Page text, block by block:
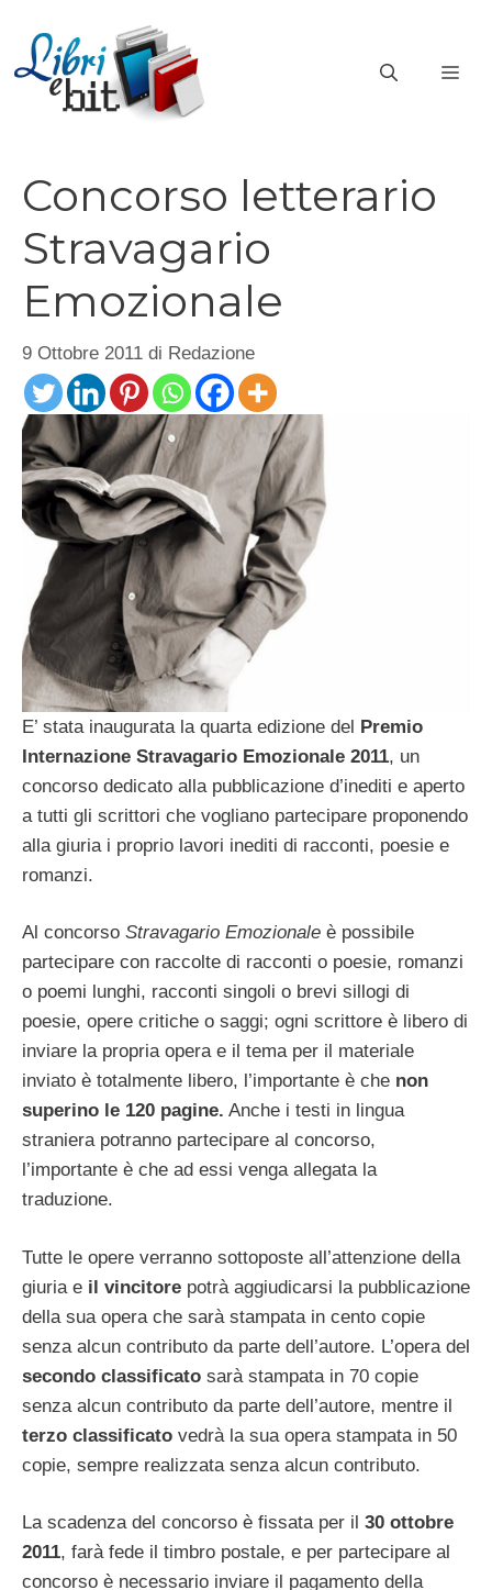
contenuto
Concorso letterario
Stravagario
Emozionale
9 Ottobre 2011 di Redazione
E’ stata inaugurata la quarta edizione del Premio
Internazione Stravagario Emozionale 2011, un
concorso dedicato alla pubblicazione d’inediti e aperto
a tutti gli scrittori che vogliano partecipare proponendo
alla giuria i proprio lavori inediti di racconti, poesie e
romanzi.
Al concorso Stravagario Emozionale è possibile
partecipare con raccolte di racconti o poesie, romanzi
o poemi lunghi, racconti singoli o brevi sillogi di
poesie, opere critiche o saggi; ogni scrittore è libero di
inviare la propria opera e il tema per il materiale
inviato è totalmente libero, l’importante è che non
superino le 120 pagine. Anche i testi in lingua
straniera potranno partecipare al concorso,
l’importante è che ad essi venga allegata la
traduzione.
Tutte le opere verranno sottoposte all’attenzione della
giuria e il vincitore potrà aggiudicarsi la pubblicazione
della sua opera che sarà stampata in cento copie
senza alcun contributo da parte dell’autore. L’opera del
secondo classificato sarà stampata in 70 copie
senza alcun contributo da parte dell’autore, mentre il
terzo classificato vedrà la sua opera stampata in 50
copie, sempre realizzata senza alcun contributo.
La scadenza del concorso è fissata per il 30 ottobre
2011, farà fede il timbro postale, e per partecipare al
concorso è necessario inviare il pagamento della